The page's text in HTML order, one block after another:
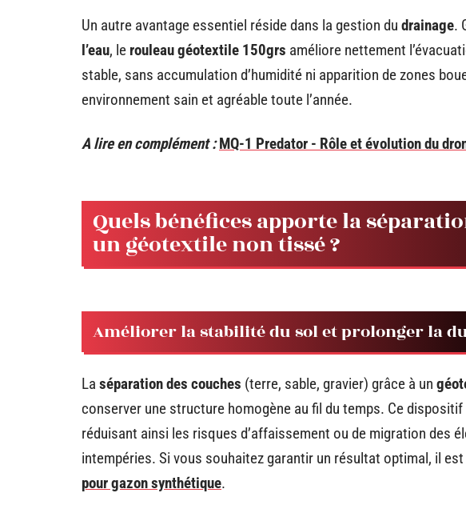
Un autre avantage essentiel réside dans la gestion du drainage.
l’eau, le rouleau géotextile 150grs améliore nettement
stable, sans accumulation d’humidité ni apparition de zones
environnement sain et agréable toute l’année.
A lire en complément : MQ-1 Predator - Rôle et évolution du
Quels bénéfices apporte la
un géotextile non tissé ?
Améliorer la stabilité du sol et prolonger la
La séparation des couches (terre, sable, gravier) grâce à un
conserver une structure homogène au fil du temps. Ce
réduisant ainsi les risques d’affaissement ou de migration des
intempéries. Si vous souhaitez garantir un résultat optimal, il
pour gazon synthétique.